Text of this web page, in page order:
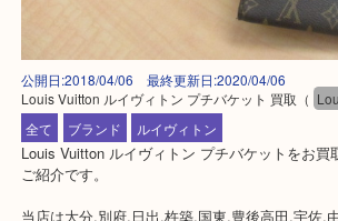
Louis Vuitton ルイヴィトン プチバケット 買取（